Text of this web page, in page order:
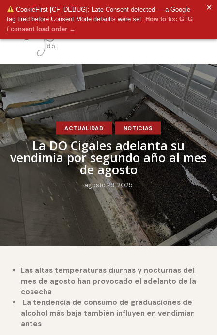
CookieFirst [CF_DEBUG]: Late Consent detected — a Google
tag fired before Consent Mode defaults were set. How to fix: GTG
/ consent load order →
✕
ACTUALIDAD NOTICIAS
La DO Cigales adelanta su
vendimia por segundo año al mes
de agosto
agosto 29, 2025
Las altas temperaturas diurnas y nocturnas del
mes de agosto han provocado el adelanto de la
cosecha
La tendencia de consumo de graduaciones de
alcohol más baja también influyen en vendimiar
antes